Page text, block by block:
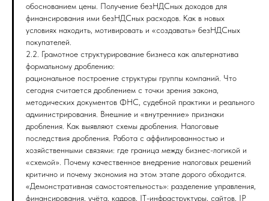
обоснованием цены. Получение безНДСных доходов для
финансирования ими безНДСных расходов. Как в новых
условиях находить, мотивировать и «создавать» безНДСных
покупателей.
2.2. Грамотное структурирование бизнеса как альтернатива
формальному дроблению:
рациональное построение структуры группы компаний. Что
сегодня считается дроблением с точки зрения закона,
методических документов ФНС, судебной практики и реального
администрирования. Внешние и «внутренние» признаки
дробления. Как выявляют схемы дробления. Налоговые
последствия дробления. Работа с аффилированностью и
хозяйственными связями: где граница между бизнес-логикой и
«схемой». Почему качественное внедрение налоговых решений
критично и почему экономия на этом этапе дорого обходится.
«Демонстративная самостоятельность»: разделение управления,
финансирования, учёта, кадров, IT-инфраструктуры, сайтов, IP